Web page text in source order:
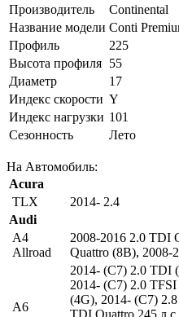
Производитель
Continental
Название модели Conti
Профиль
225
Высота профиля 55
Диаметр
17
Индекс скорости Y
Индекс нагрузки 101
Сезонность
Лето
На Автомобиль:
Acura
TLX
2014- 2.4
Audi
A4
Allroad
2008-2016 2.0 TDI
Quattro (8B), 2008-
A6
2014- (C7) 2.0 TDI
2014- (C7) 2.0
(4G), 2014- (C7)
TDI Quattro 245